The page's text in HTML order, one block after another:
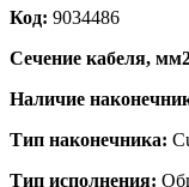
Код: 9034486
Сечение кабеля,
Наличие
Тип наконечника:
Тип исполнения: